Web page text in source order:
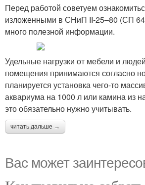
Перед работой советуем
изложенными в СНиП II-25–80 (СП
много полезной информации.
Удельные нагрузки от мебели и
помещения принимаются согласно
планируется установка чего-то
аквариума на 1000 л или камина из
это обязательно нужно учитывать.
читать дальше →
Вас может